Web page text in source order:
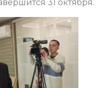
31 октября.